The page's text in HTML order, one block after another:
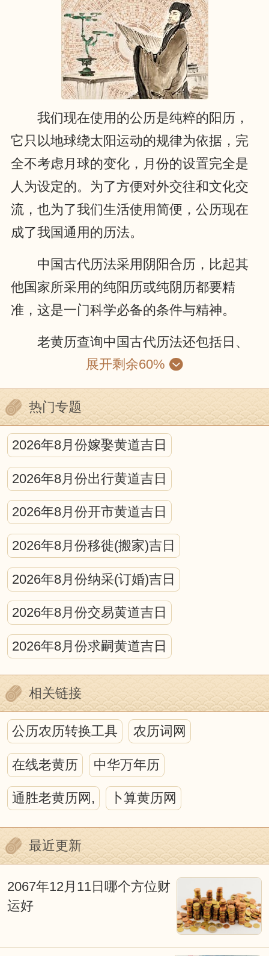
我们现在使用的公历是纯粹的阳历，
它只以地球绕太阳运动的规律为依据，完
全不考虑月球的变化，月份的设置完全是
人为设定的。为了方便对外交往和文化交
流，也为了我们生活使用简便，公历现在
成了我国通用的历法。
中国古代历法采用阴阳合历，比起其
他国家所采用的纯阳历或纯阴历都要精
准，这是一门科学必备的条件与精神。
老黄历查询中国古代历法还包括日、
月、五星的运动，位置的计算；昏、旦中
星和时刻的测定；日、月食的预报等等。
就某种程度来说，中国古代的历法就是一
种编算天文年历的工作。它包括中国古代
天文学的许多重要内容，是古代科学观察
和研究的结晶。
宇宙中日、月、星辰的互动，对人可
产生什么影响，古今学者都认为，所有的
宇宙运动都会不同程度的作用于地球生
命，从而在地球生命上打下深深的烙印。
在日、月、星的运动中，蕴藏着万物消长
的规律，寓含着深奥的物候原理。因此，
在研究人与自然的关系中，离不开日月星
的运行，而中国古代的历法正是为这种研
究，提供了最好的时空背景。
历法上的吉凶之说虽然充满迷信色
哲学、天文、地理、自然生态等诸多方面
丰富的内涵，并蕴藏着人们如何顺应自然
含的心理因素。迷信附会和不加分析的批
判都是不可取的，我们今天以科学态度去
深入探究它，对阐明我国古代传统文化应
会有所裨益。
展开剩余60%
热门专题
2026年8月份嫁娶黄道吉日
2026年8月份出行黄道吉日
2026年8月份开市黄道吉日
2026年8月份移徙(搬家)吉日
2026年8月份纳采(订婚)吉日
2026年8月份交易黄道吉日
2026年8月份求嗣黄道吉日
相关链接
公历农历转换工具 农历词网
在线老黄历 中华万年历
通胜老黄历网, 卜算黄历网
最近更新
2067年12月11日哪个方位财
运好